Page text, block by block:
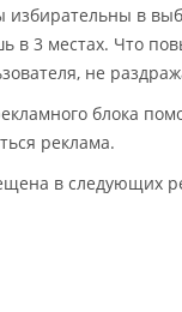
избирательны в
3 местах. Что
не
блока
реклама.
в следующих